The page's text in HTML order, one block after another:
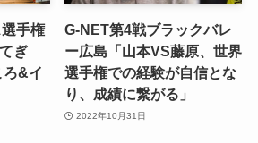
手権
ぎ
&イ
G-NET第4戦ブラックバレ
ー広島「山本VS藤原、世界
選手権での経験が自信とな
り、成績に繋がる」
2022年10月31日